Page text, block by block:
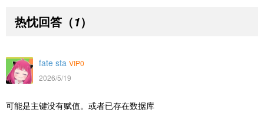
热忱回答 （1）
fate sta VIP0
2026/5/19
可能是主键没有赋值。或者已存在数据库